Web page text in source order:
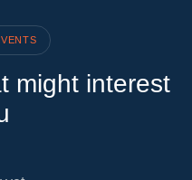
might interest